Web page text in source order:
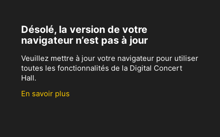
Désolé, la version de votre
navigateur n’est pas à jour
Veuillez mettre à jour votre navigateur pour utiliser
toutes les fonctionnalités de la Digital Concert
Hall.
En savoir plus